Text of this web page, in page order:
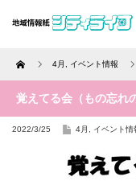
Home 4月 イベント情報
覚えてる会（もの忘れ
2022/3/25 4月 イベント情